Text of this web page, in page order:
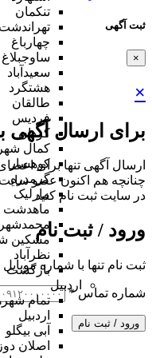
ثبت آگهی
×
×
برای ارسال آگهی
ارسال آگهی تنها برای
چنانچه هم‌ اکنون عضو
در سایت ثبت نام کنید
ورود / ثبت نام
ثبت نام تنها با شماره
شماره تماس*
ورود / ثبت نام
تنکمان
تهراندشت
چهارباغ
ساوجبلاغ
سعیدآباد
هشتگرد
طالقان
فردیس
کردان
کمال شهر
کوهسار
گرمدره
مارلیک
ماهدشت
محمدشهر
مشکین
نظرآباد
بازگشت
اردبیل
تمام
اردبیل
آبی بیگلو
اصلان دوز